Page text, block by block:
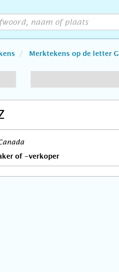
Merktekens op de letter G
of -verkoper